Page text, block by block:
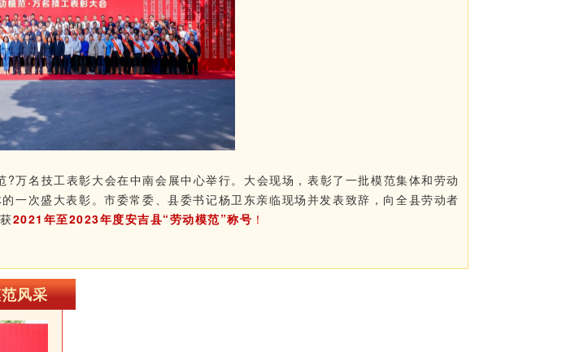
名技工表彰大会在中南会展中心举行。大会现场，表彰了一批模范集体和劳动
一次盛大表彰。市委常委、县委书记杨卫东亲临现场并发表致辞，向全县劳动者
2021年至2023年度安吉县“劳动模范”称号 ！
风采